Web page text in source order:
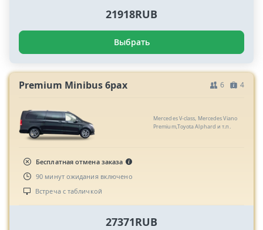
21918RUB
Выбрать
Premium Minibus 6pax 6 4
Mercedes V-class, Mercedes Viano
Premium,Toyota Alphard и т.п.
Бесплатная отмена заказа
90 минут ожидания включено
Встреча с табличкой
27371RUB